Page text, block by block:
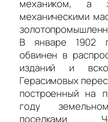
механиком, а
механическими
В январе 1902
обвинен в
изданий и
Герасимовых
построенный на
году
поселками